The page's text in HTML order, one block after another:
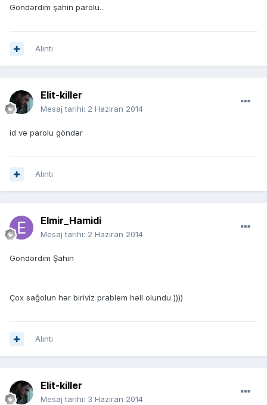
Göndərdim şahin parolu...
Alıntı
Elit-killer
Mesaj tarihi: 2 Haziran 2014
id və parolu göndər
Alıntı
Elmir_Hamidi
Mesaj tarihi: 2 Haziran 2014
Göndərdim Şahin
Çox sağolun hər biriviz prablem həll olundu ))))
Alıntı
Elit-killer
Mesaj tarihi: 3 Haziran 2014